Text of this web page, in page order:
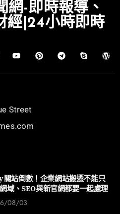
-即時報導、
經|24小時即時
Street
關站倒數！企業網站搬遷不能只
域、SEO與新官網都要一起處理
08/03